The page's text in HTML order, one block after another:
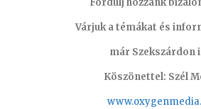
Fordulj hozzánk
Várjuk a témákat és
már Szekszárdon
Köszönettel: Szél